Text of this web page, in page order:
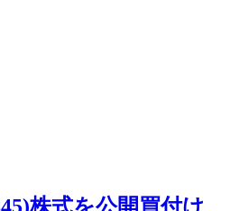
株式を公開買付け